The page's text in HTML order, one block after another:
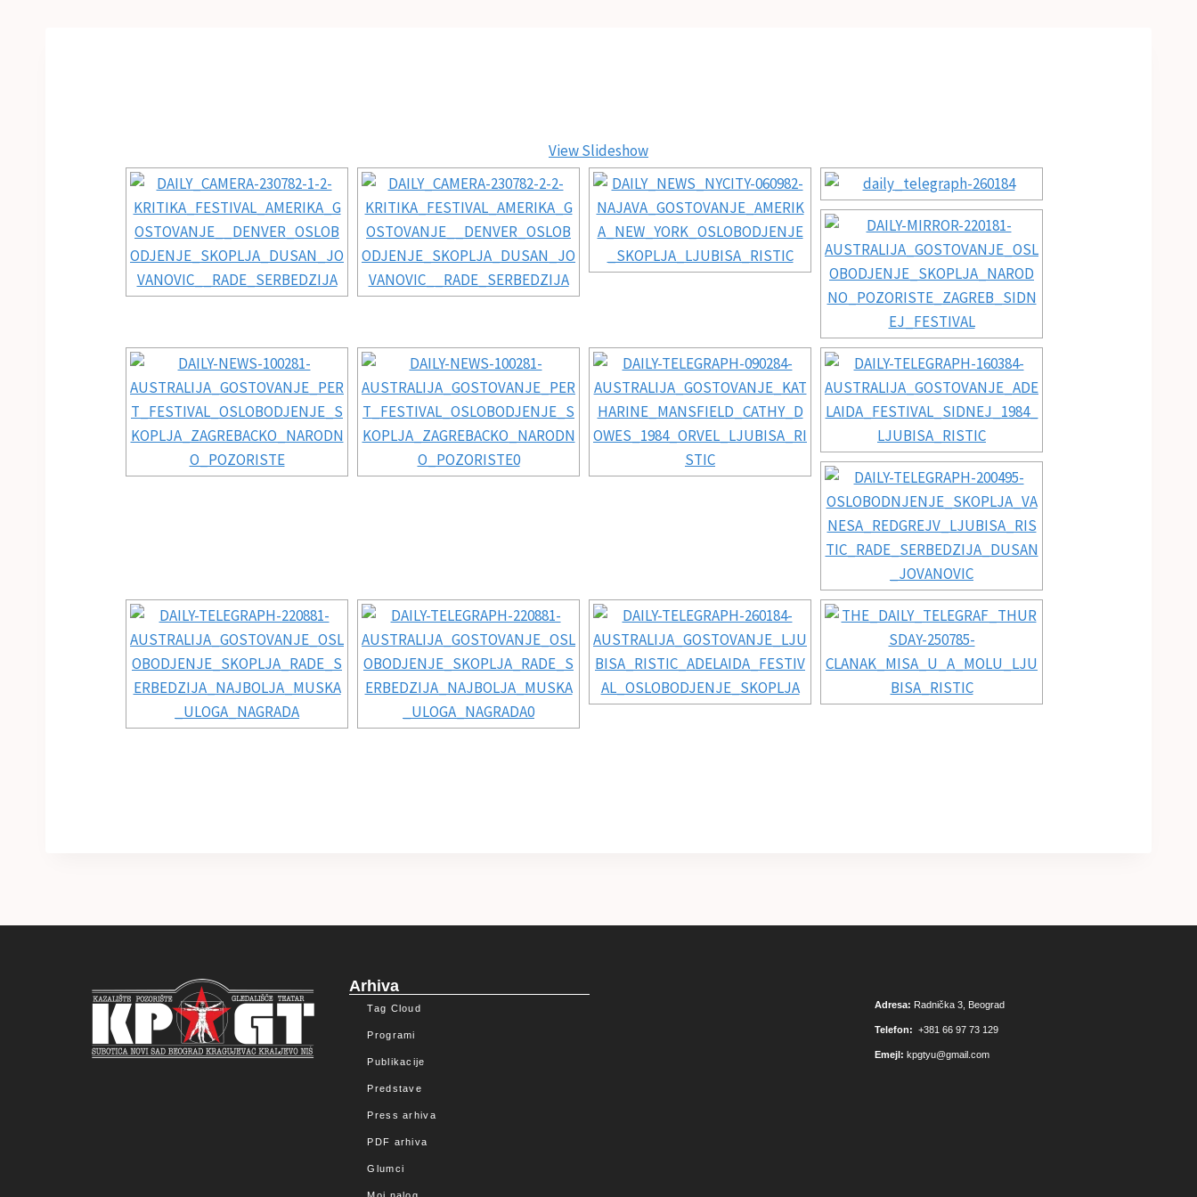
View Slideshow
Arhiva
Tag Cloud
Programi
Publikacije
Predstave
Press arhiva
PDF arhiva
Glumci
Adresa: Radnička 3, Beograd
Telefon: +381 66 97 73 129
Emejl: kpgtyu@gmail.com